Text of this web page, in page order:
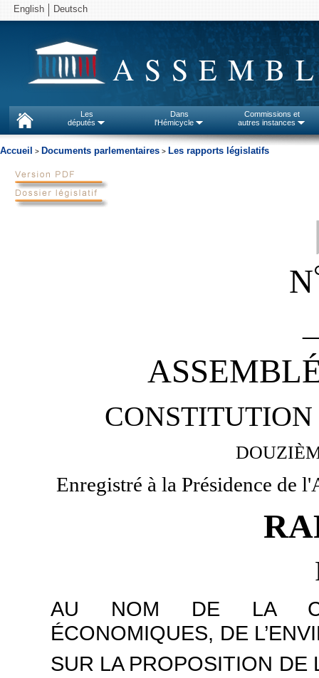
English Deutsch
Les
députés
Dans
l'Hémicycle
Commissions et
autres instances
Accueil > Documents parlementaires > Les rapports législatifs
N
CONSTITUTION
Enregistré à la Présidence de
AU NOM DE LA
ÉCONOMIQUES, DE
SUR LA PROPOSITION